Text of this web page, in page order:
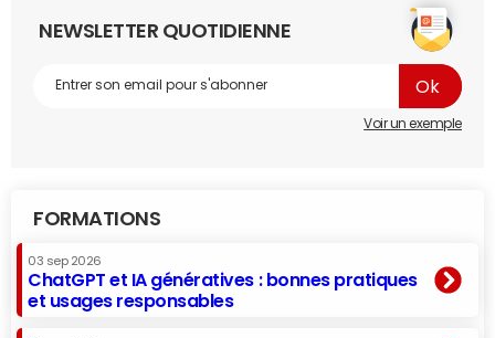
NEWSLETTER QUOTIDIENNE
Voir un exemple
FORMATIONS
03 sep 2026
ChatGPT et IA génératives : bonnes pratiques
et usages responsables